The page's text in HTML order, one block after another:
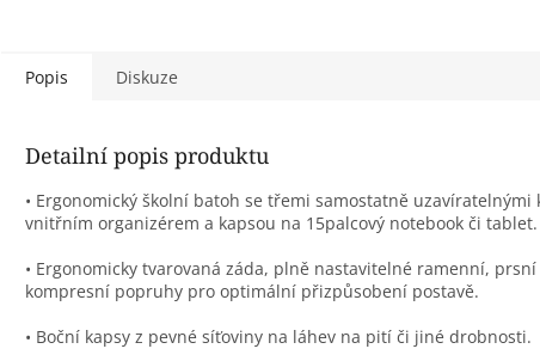
Popis Diskuze
Detailní popis produktu
• Ergonomický školní batoh se třemi samostatně uzavíratelnými
vnitřním organizérem a kapsou na 15palcový notebook či tablet.
• Ergonomicky tvarovaná záda, plně nastavitelné ramenní,
kompresní popruhy pro optimální přizpůsobení postavě.
• Boční kapsy z pevné síťoviny na láhev na pití či jiné drobnosti.